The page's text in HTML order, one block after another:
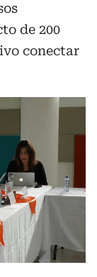
de 200
conectar